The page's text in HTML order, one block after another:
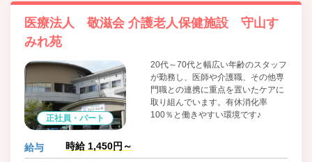
医療法人 敬滋会 介護老人保健施設 守山す
みれ苑
正社員・パート
20代～70代と幅広い年齢のスタッフ
が勤務し、医師や介護職、その他専
門職との連携に重点を置いたケアに
取り組んでいます。有休消化率
100％と働きやすい環境です♪
給与 時給 1,450円～